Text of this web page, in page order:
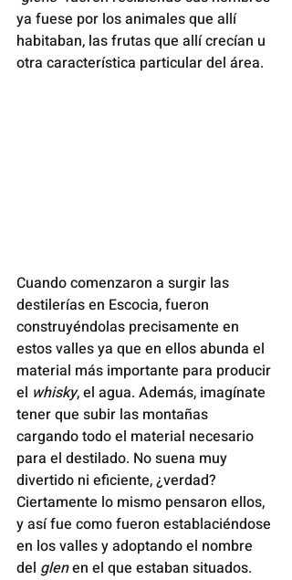
ya fuese por los animales que allí
habitaban, las frutas que allí crecían u
otra característica particular del área.
Cuando comenzaron a surgir las
destilerías en Escocia, fueron
construyéndolas precisamente en
estos valles ya que en ellos abunda el
material más importante para producir
el whisky, el agua. Además, imagínate
tener que subir las montañas
cargando todo el material necesario
para el destilado. No suena muy
divertido ni eficiente, ¿verdad?
Ciertamente lo mismo pensaron ellos,
y así fue como fueron establaciéndose
en los valles y adoptando el nombre
del glen en el que estaban situados.